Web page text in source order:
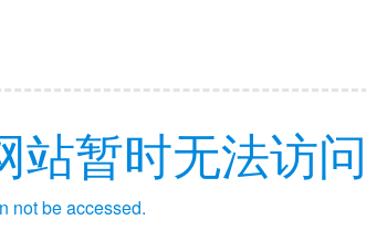
站暂时无法访问
not be accessed.